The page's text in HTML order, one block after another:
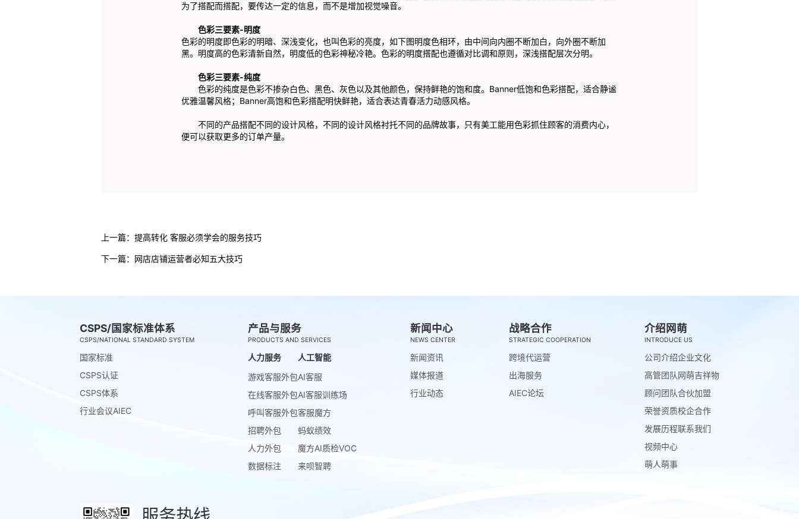
为了搭配而搭配，要传达一定的信息，而不是增加视觉噪音。
色彩三要素-明度
色彩的明度即色彩的明暗、深浅变化，也叫色彩的亮度，如下图明度色相环，由中间向内圈不断加白，向外圈不断加
黑。明度高的色彩清新自然，明度低的色彩神秘冷艳。色彩的明度搭配也遵循对比调和原则，深浅搭配层次分明。
色彩三要素-纯度
色彩的纯度是色彩不掺杂白色、黑色、灰色以及其他颜色，保持鲜艳的饱和度。Banner低饱和色彩搭配，适合静谧
优雅温馨风格；Banner高饱和色彩搭配明快鲜艳，适合表达青春活力动感风格。
不同的产品搭配不同的设计风格，不同的设计风格衬托不同的品牌故事，只有美工能用色彩抓住顾客的消费内心，
便可以获取更多的订单产量。
上一篇： 提高转化 客服必须学会的服务技巧
下一篇： 网店店铺运营者必知五大技巧
CSPS/国家标准体系
CSPS/NATIONAL STANDARD SYSTEM
国家标准
CSPS认证
CSPS体系
行业会议AIEC
产品与服务
PRODUCTS AND SERVICES
人力服务
游戏客服外包
在线客服外包
呼叫客服外包
招聘外包
人力外包
数据标注
人工智能
AI客服
AI客服训练场
客服魔方
蚂蚁绩效
魔方AI质检VOC
来呗智聘
新闻中心
NEWS CENTER
新闻资讯
媒体报道
行业动态
战略合作
STRATEGIC COOPERATION
跨境代运营
出海服务
AIEC论坛
介绍网萌
INTRODUCE US
公司介绍
高管团队
顾问团队
荣誉资质
发展历程
视频中心
萌人萌事
企业文化
网萌吉祥物
合伙加盟
校企合作
联系我们